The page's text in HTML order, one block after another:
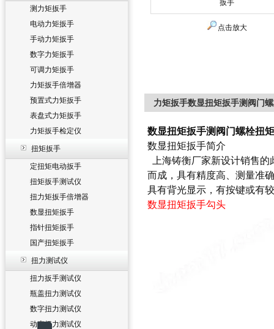
测力矩扳手
电动力矩扳手
手动力矩扳手
数字力矩扳手
可调力矩扳手
力矩扳手倍增器
预置式力矩扳手
表盘式力矩扳手
力矩扳手检定仪
扭矩扳手
定扭矩电动扳手
扭矩扳手测试仪
扭力矩扳手倍增器
数显扭矩扳手
指针扭矩扳手
国产扭矩扳手
扭力测试仪
扭力扳手测试仪
瓶盖扭力测试仪
数字扭力测试仪
动态扭力测试仪
点击放大
力矩扳手数显扭矩扳手测阀门
数显扭矩扳手测阀门螺栓扭
数显扭矩扳手简介
上海铸衡厂家新设计销售的
而成，具有精度高、测量准
具有背光显示，有按键或有
数显扭矩扳手勾头